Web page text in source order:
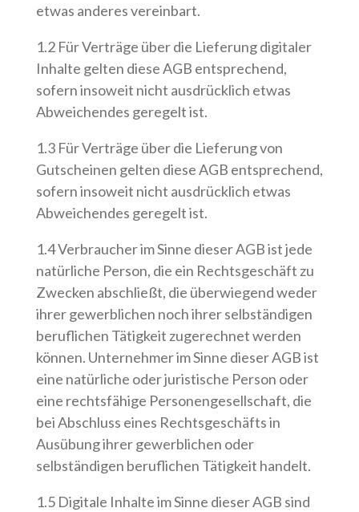
etwas anderes vereinbart.
1.2 Für Verträge über die Lieferung digitaler
Inhalte gelten diese AGB entsprechend,
sofern insoweit nicht ausdrücklich etwas
Abweichendes geregelt ist.
1.3 Für Verträge über die Lieferung von
Gutscheinen gelten diese AGB entsprechend,
sofern insoweit nicht ausdrücklich etwas
Abweichendes geregelt ist.
1.4 Verbraucher im Sinne dieser AGB ist jede
natürliche Person, die ein Rechtsgeschäft zu
Zwecken abschließt, die überwiegend weder
ihrer gewerblichen noch ihrer selbständigen
beruflichen Tätigkeit zugerechnet werden
können. Unternehmer im Sinne dieser AGB ist
eine natürliche oder juristische Person oder
eine rechtsfähige Personengesellschaft, die
bei Abschluss eines Rechtsgeschäfts in
Ausübung ihrer gewerblichen oder
selbständigen beruflichen Tätigkeit handelt.
1.5 Digitale Inhalte im Sinne dieser AGB sind